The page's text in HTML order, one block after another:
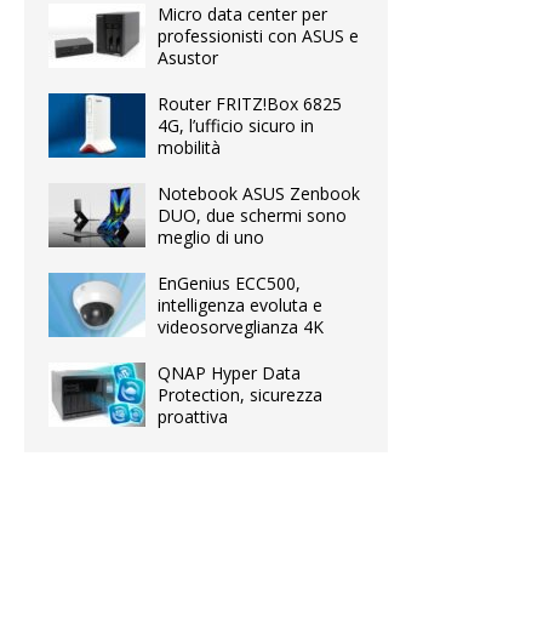
Micro data center per
professionisti con ASUS e
Asustor
Router FRITZ!Box 6825
4G, l’ufficio sicuro in
mobilità
Notebook ASUS Zenbook
DUO, due schermi sono
meglio di uno
EnGenius ECC500,
intelligenza evoluta e
videosorveglianza 4K
QNAP Hyper Data
Protection, sicurezza
proattiva